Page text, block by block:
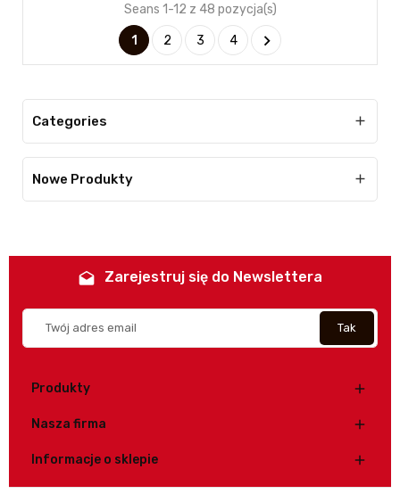
Seans 1-12 z 48 pozycja(s)
1 2 3 4 
Categories 
Nowe Produkty 
drafts Zarejestruj się do Newslettera
Produkty 
Nasza firma 
Informacje o sklepie 